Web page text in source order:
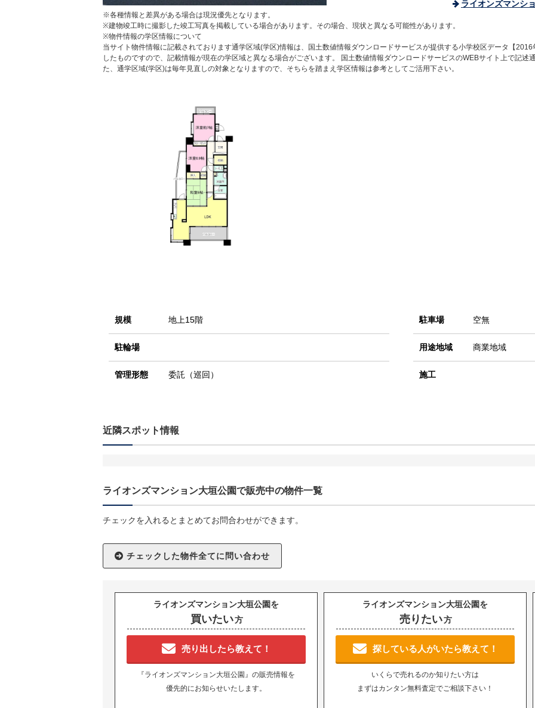
ライオンズマンシ
※各種情報と差異がある場合は現況優先となります。
※建物竣工時に撮影した竣工写真を掲載している場合があります。その場合、現状と異なる可能性があります。
※物件情報の学区情報について
当サイト物件情報に記載されております通学区域(学区)情報は、国土数値情報ダウンロードサービスが提供する小学校区データ【
したものですので、記載情報が現在の学区域と異なる場合がございます。 国土数値情報ダウンロードサービスのWEBサイト上で記述
た、通学区域(学区)は毎年見直しの対象となりますので、そちらを踏まえ学区情報は参考としてご活用下さい。
規模 地上15階
駐輪場
管理形態 委託（巡回）
駐車場 空無
用途地域 商業地域
施工
近隣スポット情報
ライオンズマンション大垣公園で販売中の物件一覧
チェックを入れるとまとめてお問合わせができます。
ライオンズマンション大垣公園を
買いたい方
売り出したら教えて！
『ライオンズマンション大垣公園』の販売情報を
優先的にお知らせいたします。
ライオンズマンション大垣公園を
売りたい方
探している人がいたら教えて！
いくらで売れるのか知りたい方は
まずはカンタン無料査定でご相談下さい！